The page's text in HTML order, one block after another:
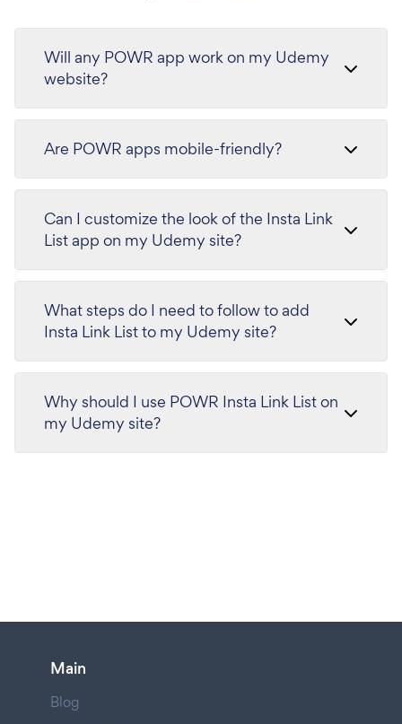
Will any POWR app work on my Udemy
website?
Are POWR apps mobile-friendly?
Can I customize the look of the Insta Link
List app on my Udemy site?
What steps do I need to follow to add
Insta Link List to my Udemy site?
Why should I use POWR Insta Link List on
my Udemy site?
Main
Blog